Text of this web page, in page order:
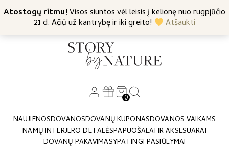
Atostogų ritmu!Visos siuntos vėl leisis į kelionę nuo rugpjūčio
21 d. Ačiū už kantrybę ir iki greito!
Atšaukti
Nemokamas siuntimas nuo 45 Eur +370 682 57369
0
NAUJIENOSDOVANOSDOVANŲ KUPONASDOVANOS VAIKAMS
NAMŲ INTERJERO DETALĖSPAPUOŠALAI IR AKSESUARAI
DOVANŲ PAKAVIMASYPATINGI PASIŪLYMAI